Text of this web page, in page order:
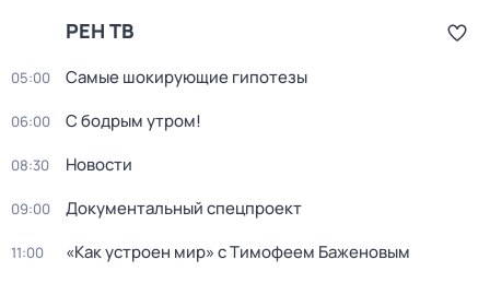
РЕН ТВ
05:00 Самые шoкиpующие гипотезы
06:00 С бодрым утром!
08:30 Новости
09:00 Документальный спецпроект
11:00 «Как устроен мир» с Тимофеем Баженовым